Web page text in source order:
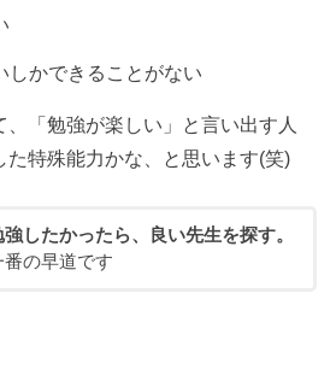
しかできることがない
「勉強が楽しい」と言い出す人
た特殊能力かな、と思います(笑)
したかったら、良い先生を探す。
番の早道です